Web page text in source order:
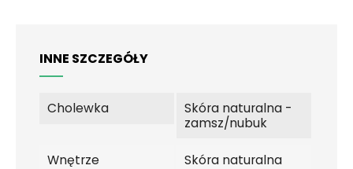
INNE SZCZEGÓŁY
Cholewka
Skóra naturalna -
zamsz/nubuk
Wnętrze Skóra naturalna